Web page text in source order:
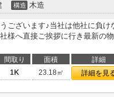
構造 木造
ございます♪当社は他社に負け
様へ直接ご挨拶に行き最新の
間取り 面積 詳細
1K 23.18㎡ 詳細を見